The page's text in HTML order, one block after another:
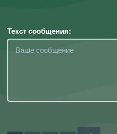
Текст сообщения: